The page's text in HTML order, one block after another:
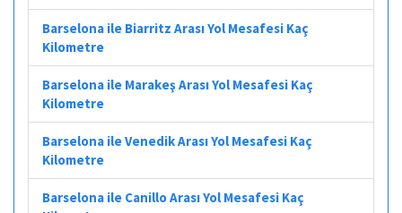
Barselona ile Biarritz Arası Yol Mesafesi Kaç
Kilometre
Barselona ile Marakeş Arası Yol Mesafesi Kaç
Kilometre
Barselona ile Venedik Arası Yol Mesafesi Kaç
Kilometre
Barselona ile Canillo Arası Yol Mesafesi Kaç